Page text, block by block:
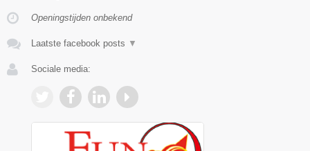
Openingstijden onbekend
Laatste facebook posts ▼
Sociale media: